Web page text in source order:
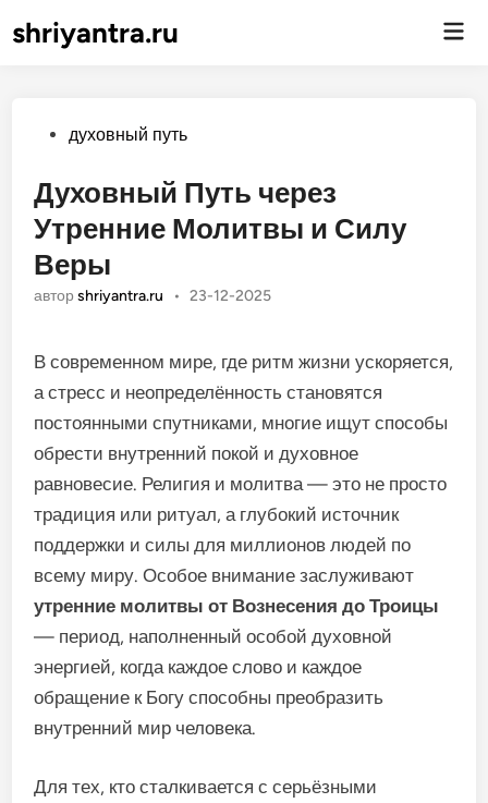
shriyantra.ru
Опубликовано
духовный путь
Духовный Путь через
Утренние Молитвы и Силу
Веры
авторshriyantra.ru • 23-12-2025
В современном мире, где ритм жизни ускоряется,
а стресс и неопределённость становятся
постоянными спутниками, многие ищут способы
обрести внутренний покой и духовное
равновесие. Религия и молитва — это не просто
традиция или ритуал, а глубокий источник
поддержки и силы для миллионов людей по
всему миру. Особое внимание заслуживают
утренние молитвы от Вознесения до Троицы
— период, наполненный особой духовной
энергией, когда каждое слово и каждое
обращение к Богу способны преобразить
внутренний мир человека.
Для тех, кто сталкивается с серьёзными